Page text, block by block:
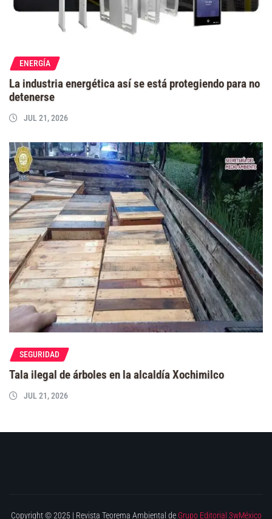
ENERGÍA
La industria energética así se está protegiendo para no
detenerse
JUL 21, 2026
SEGURIDAD
Tala ilegal de árboles en la alcaldía Xochimilco
JUL 21, 2026
Copyright © 2025 | Revista Teorema Ambiental de Grupo Editorial 3wMéxico